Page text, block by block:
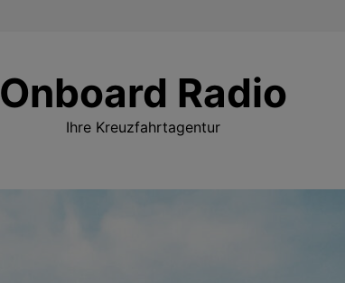
Onboard Radio
Ihre Kreuzfahrtagentur